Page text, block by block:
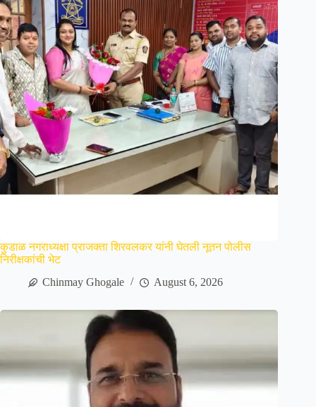
कुडाळ नगराध्यक्षा प्राजक्ता शिरवलकर यांनी घेतली नूतन पोलीस
निरीक्षकांची भेट
Chinmay Ghogale
August 6, 2026